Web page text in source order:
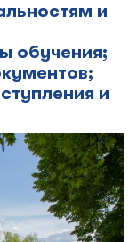
и
обучения;
и